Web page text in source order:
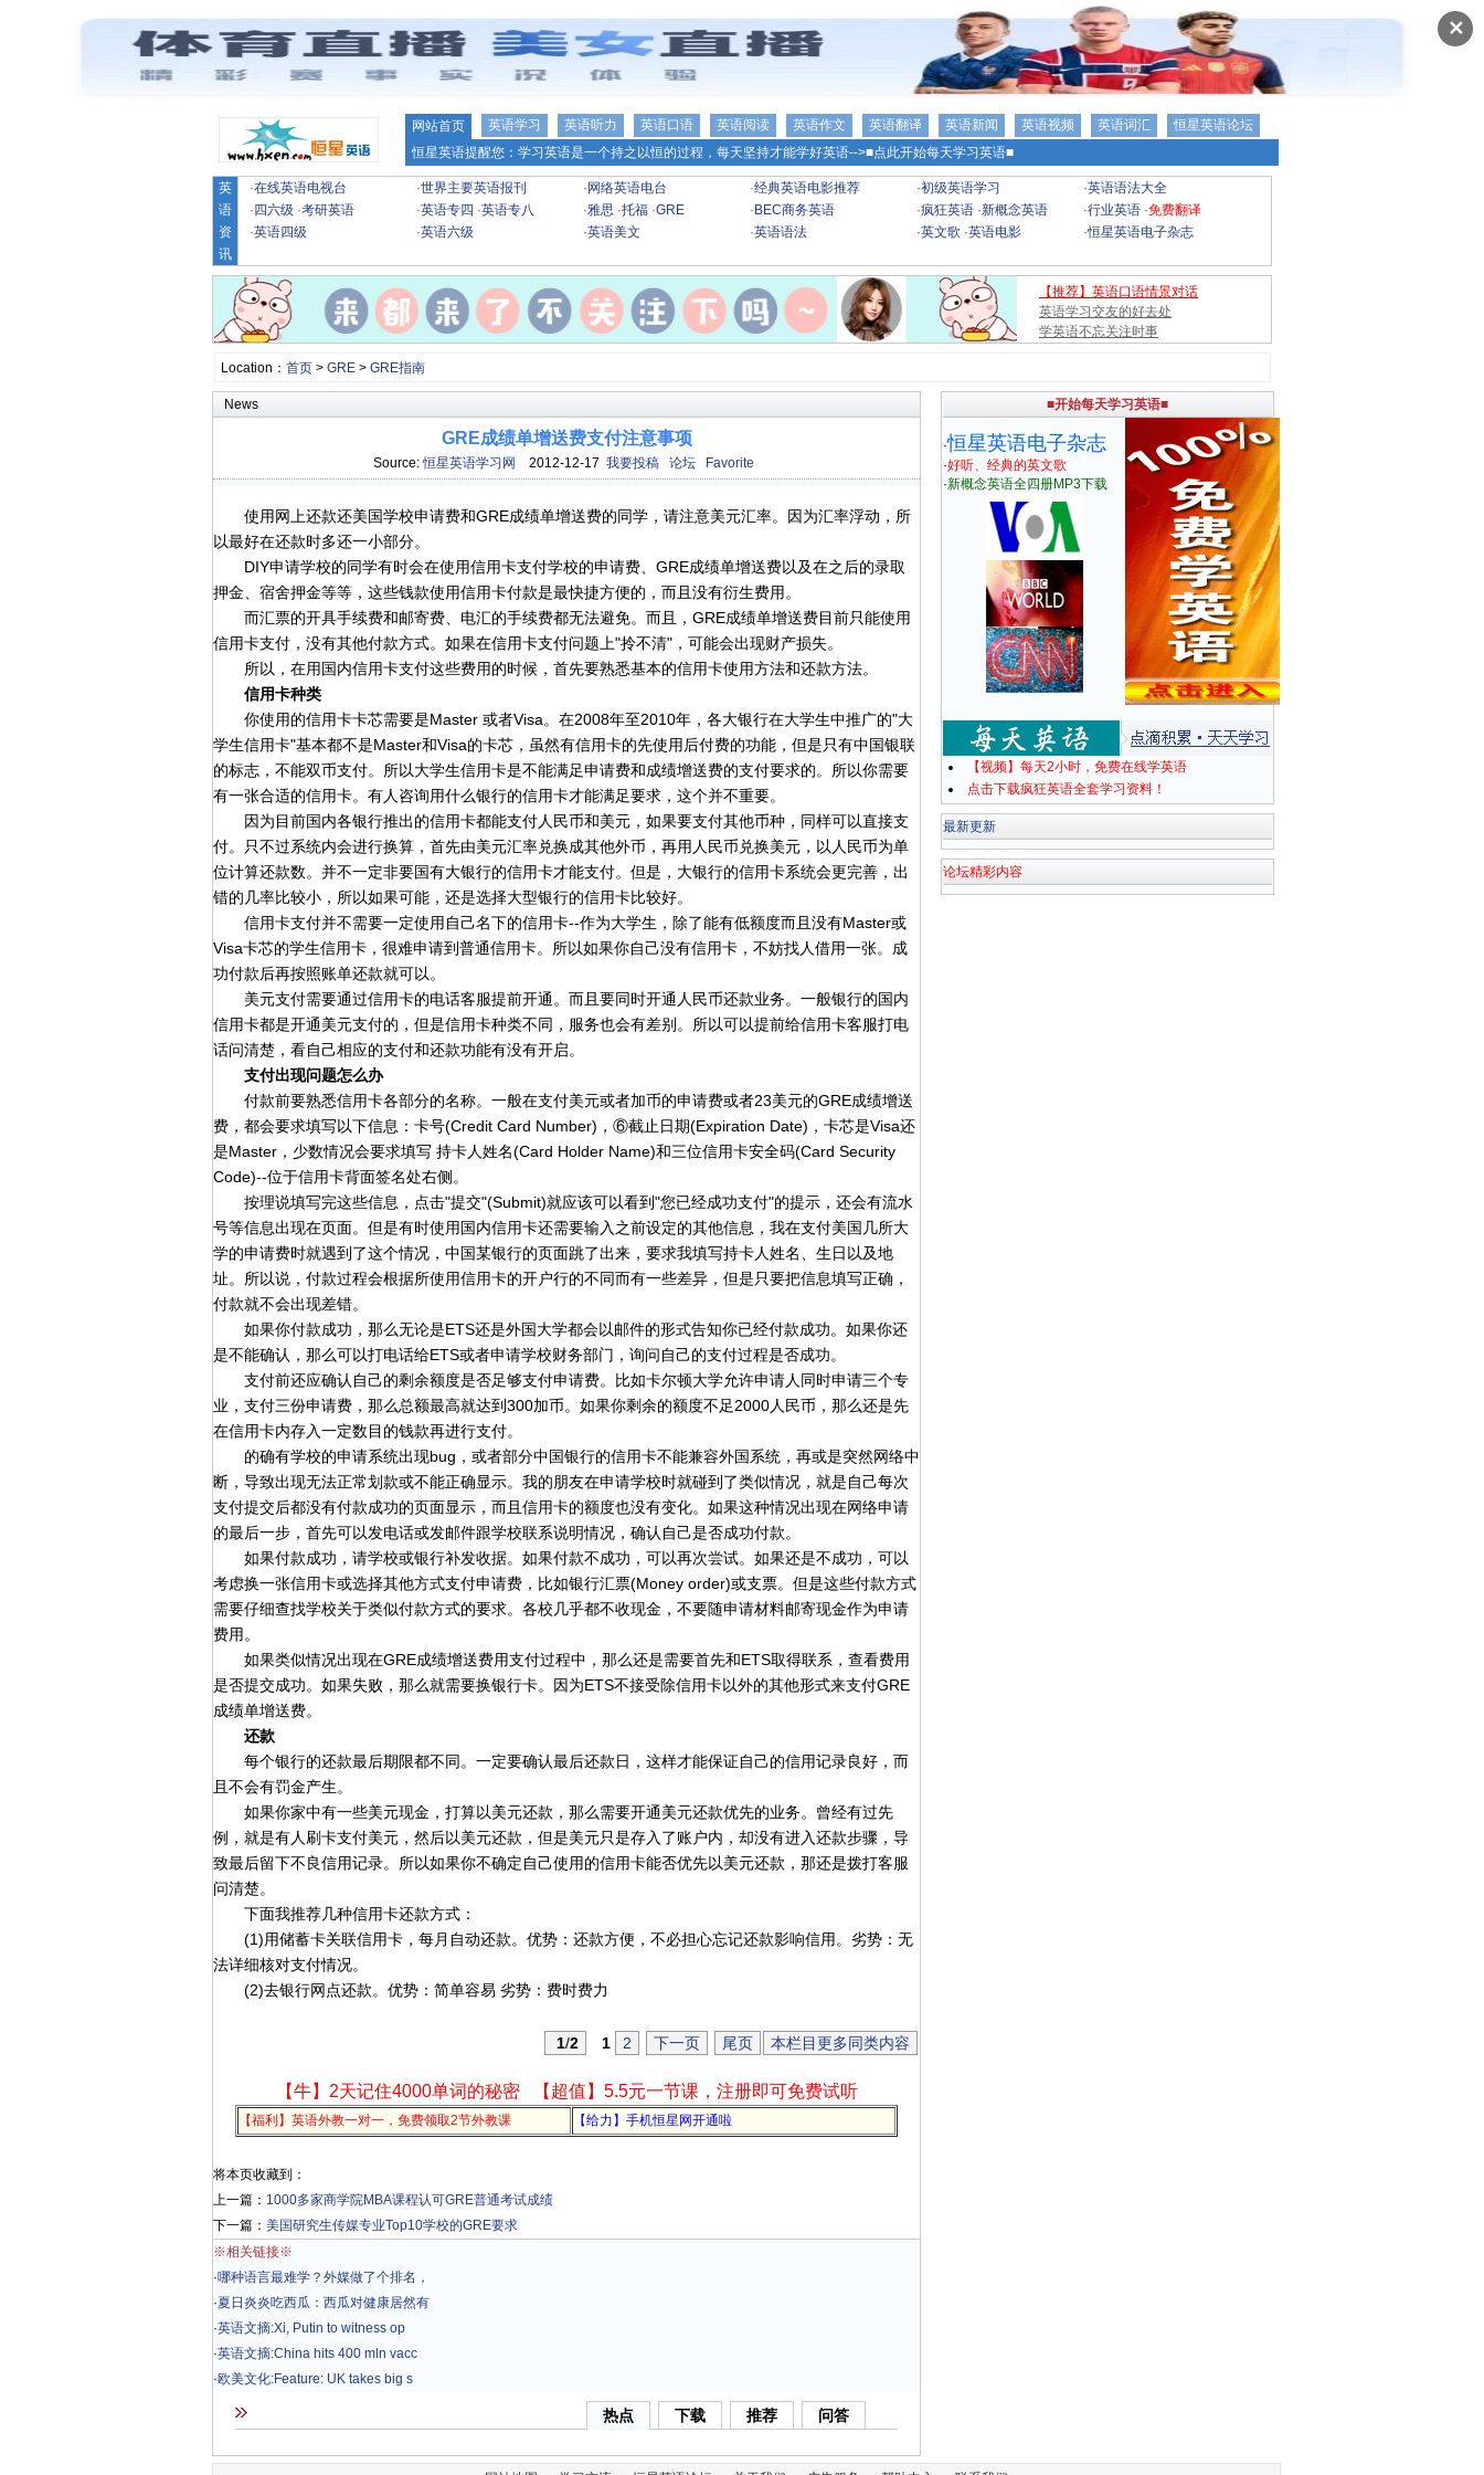
✕
网站首页 英语学习 英语听力 英语口语 英语阅读 英语作文 英语翻译 英语新闻 英语视频 英语词汇
恒星英语论坛
恒星英语提醒您：学习英语是一个持之以恒的过程，每天坚持才能学好英语-->■点此开始每天学习英语■
英
语
资
讯
·在线英语电视台 ·世界主要英语报刊 · 网络英语电台 ·经典英语电影推荐 ·初级英语学习 ·英语语法大全
· 四六级 ·考研英语 ·英语专四 ·英语专八 ·雅思 ·托福 ·GRE · BEC商务英语 ·疯狂英语 ·新概念英语 ·行业英语 ·免费翻译
·英语四级 ·英语六级 ·英语美文 ·英语语法 ·英文歌 ·英语电影 ·恒星英语电子杂志
【推荐】英语口语情景对话
英语学习交友的好去处
学英语不忘关注时事
Location： 首页> GRE> GRE指南
News
GRE成绩单增送费支付注意事项
Source:恒星英语学习网 2012-12-17 我要投稿 论坛 Favorite
使用网上还款还美国学校申请费和GRE成绩单增送费的同学，请注意美元汇率。因为汇率浮动，所
以最好在还款时多还一小部分。
DIY申请学校的同学有时会在使用信用卡支付学校的申请费、GRE成绩单增送费以及在之后的录取
押金、宿舍押金等等，这些钱款使用信用卡付款是最快捷方便的，而且没有衍生费用。
而汇票的开具手续费和邮寄费、电汇的手续费都无法避免。而且，GRE成绩单增送费目前只能使用
信用卡支付，没有其他付款方式。如果在信用卡支付问题上"拎不清"，可能会出现财产损失。
所以，在用国内信用卡支付这些费用的时候，首先要熟悉基本的信用卡使用方法和还款方法。
信用卡种类
你使用的信用卡卡芯需要是Master 或者Visa。在2008年至2010年，各大银行在大学生中推广的"大
学生信用卡"基本都不是Master和Visa的卡芯，虽然有信用卡的先使用后付费的功能，但是只有中国银联
的标志，不能双币支付。所以大学生信用卡是不能满足申请费和成绩增送费的支付要求的。所以你需要
有一张合适的信用卡。有人咨询用什么银行的信用卡才能满足要求，这个并不重要。
因为目前国内各银行推出的信用卡都能支付人民币和美元，如果要支付其他币种，同样可以直接支
付。只不过系统内会进行换算，首先由美元汇率兑换成其他外币，再用人民币兑换美元，以人民币为单
位计算还款数。并不一定非要国有大银行的信用卡才能支付。但是，大银行的信用卡系统会更完善，出
错的几率比较小，所以如果可能，还是选择大型银行的信用卡比较好。
信用卡支付并不需要一定使用自己名下的信用卡--作为大学生，除了能有低额度而且没有Master或
Visa卡芯的学生信用卡，很难申请到普通信用卡。所以如果你自己没有信用卡，不妨找人借用一张。成
功付款后再按照账单还款就可以。
美元支付需要通过信用卡的电话客服提前开通。而且要同时开通人民币还款业务。一般银行的国内
信用卡都是开通美元支付的，但是信用卡种类不同，服务也会有差别。所以可以提前给信用卡客服打电
话问清楚，看自己相应的支付和还款功能有没有开启。
支付出现问题怎么办
付款前要熟悉信用卡各部分的名称。一般在支付美元或者加币的申请费或者23美元的GRE成绩增送
费，都会要求填写以下信息：卡号(Credit Card Number)，⑥截止日期(Expiration Date)，卡芯是Visa还
是Master，少数情况会要求填写 持卡人姓名(Card Holder Name)和三位信用卡安全码(Card Security
Code)--位于信用卡背面签名处右侧。
按理说填写完这些信息，点击"提交"(Submit)就应该可以看到"您已经成功支付"的提示，还会有流水
号等信息出现在页面。但是有时使用国内信用卡还需要输入之前设定的其他信息，我在支付美国几所大
学的申请费时就遇到了这个情况，中国某银行的页面跳了出来，要求我填写持卡人姓名、生日以及地
址。所以说，付款过程会根据所使用信用卡的开户行的不同而有一些差异，但是只要把信息填写正确，
付款就不会出现差错。
如果你付款成功，那么无论是ETS还是外国大学都会以邮件的形式告知你已经付款成功。如果你还
是不能确认，那么可以打电话给ETS或者申请学校财务部门，询问自己的支付过程是否成功。
支付前还应确认自己的剩余额度是否足够支付申请费。比如卡尔顿大学允许申请人同时申请三个专
业，支付三份申请费，那么总额最高就达到300加币。如果你剩余的额度不足2000人民币，那么还是先
在信用卡内存入一定数目的钱款再进行支付。
的确有学校的申请系统出现bug，或者部分中国银行的信用卡不能兼容外国系统，再或是突然网络中
断，导致出现无法正常划款或不能正确显示。我的朋友在申请学校时就碰到了类似情况，就是自己每次
支付提交后都没有付款成功的页面显示，而且信用卡的额度也没有变化。如果这种情况出现在网络申请
的最后一步，首先可以发电话或发邮件跟学校联系说明情况，确认自己是否成功付款。
如果付款成功，请学校或银行补发收据。如果付款不成功，可以再次尝试。如果还是不成功，可以
考虑换一张信用卡或选择其他方式支付申请费，比如银行汇票(Money order)或支票。但是这些付款方式
需要仔细查找学校关于类似付款方式的要求。各校几乎都不收现金，不要随申请材料邮寄现金作为申请
费用。
如果类似情况出现在GRE成绩增送费用支付过程中，那么还是需要首先和ETS取得联系，查看费用
是否提交成功。如果失败，那么就需要换银行卡。因为ETS不接受除信用卡以外的其他形式来支付GRE
成绩单增送费。
还款
每个银行的还款最后期限都不同。一定要确认最后还款日，这样才能保证自己的信用记录良好，而
且不会有罚金产生。
如果你家中有一些美元现金，打算以美元还款，那么需要开通美元还款优先的业务。曾经有过先
例，就是有人刷卡支付美元，然后以美元还款，但是美元只是存入了账户内，却没有进入还款步骤，导
致最后留下不良信用记录。所以如果你不确定自己使用的信用卡能否优先以美元还款，那还是拨打客服
问清楚。
下面我推荐几种信用卡还款方式：
(1)用储蓄卡关联信用卡，每月自动还款。优势：还款方便，不必担心忘记还款影响信用。劣势：无
法详细核对支付情况。
(2)去银行网点还款。优势：简单容易 劣势：费时费力
1/2 1 2 下一页 尾页 本栏目更多同类内容
【牛】2天记住4000单词的秘密 【超值】5.5元一节课，注册即可免费试听
【福利】英语外教一对一，免费领取2节外教课 【给力】手机恒星网开通啦
将本页收藏到：
上一篇： 1000多家商学院MBA课程认可GRE普通考试成绩
下一篇： 美国研究生传媒专业Top10学校的GRE要求
※相关链接※
·哪种语言最难学？外媒做了个排名，
·夏日炎炎吃西瓜：西瓜对健康居然有
·英语文摘:Xi, Putin to witness op
·英语文摘:China hits 400 mln vacc
·欧美文化:Feature: UK takes big s
热点 下载 推荐 问答
■开始每天学习英语■
·恒星英语电子杂志
·好听、经典的英文歌
·新概念英语全四册MP3下载
【视频】每天2小时，免费在线学英语
点击下载疯狂英语全套学习资料！
最新更新
论坛精彩内容